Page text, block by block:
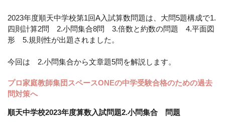
2023年度順天中学校第1回A入試算数問題は、大問5題構成で1.
四則計算2問 2.小問集合8問 3.倍数と約数の問題 4.平面図
形 5.規則性が出題されました。
今回は 2.小問集合から文章題5問を解説します。
プロ家庭教師集団スペースONEの中学受験合格のための過去
問対策へ
順天中学校2023年度算数入試問題2.小問集合 問題